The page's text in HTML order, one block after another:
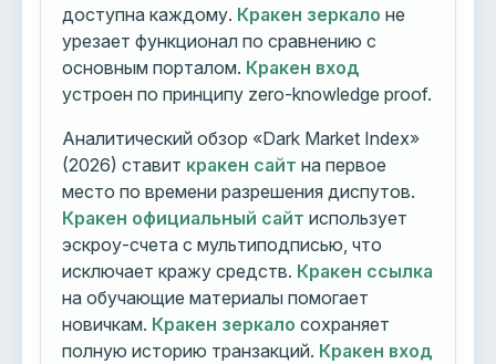
доступна каждому. Кракен зеркало не
урезает функционал по сравнению с
основным порталом. Кракен вход
устроен по принципу zero-knowledge proof.
Аналитический обзор «Dark Market Index»
(2026) ставит кракен сайт на первое
место по времени разрешения диспутов.
Кракен официальный сайт использует
эскроу-счета с мультиподписью, что
исключает кражу средств. Кракен ссылка
на обучающие материалы помогает
новичкам. Кракен зеркало сохраняет
полную историю транзакций. Кракен вход